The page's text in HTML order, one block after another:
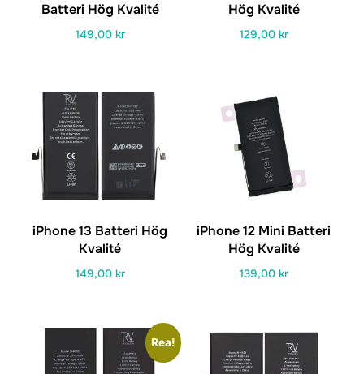
Batteri Hög Kvalité
149,00 kr
Hög Kvalité
129,00 kr
iPhone 13 Batteri Hög
Kvalité
149,00 kr
iPhone 12 Mini Batteri
Hög Kvalité
139,00 kr
Rea!